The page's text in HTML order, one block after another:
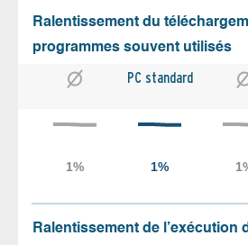
Ralentissement du
programmes souvent utilisés
PC standard
Ralentissement de l’exécution